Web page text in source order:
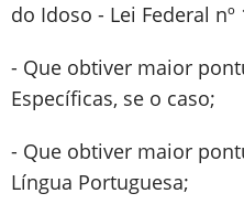
do Idoso - Lei Federal nº
- Que obtiver maior
Específicas, se o caso;
- Que obtiver maior
Língua Portuguesa;